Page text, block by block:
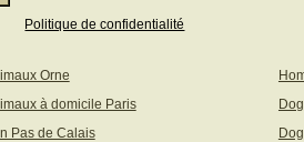
Politique de confidentialité
Orne
à domicile Paris
Pas de Calais